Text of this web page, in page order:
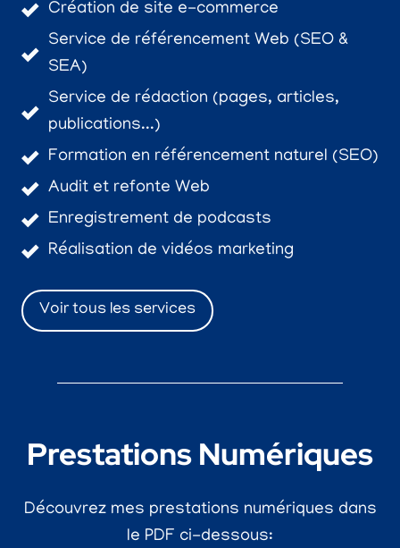
Création de site e-commerce
Service de référencement Web (SEO &
SEA)
Service de rédaction (pages, articles,
publications...)
Formation en référencement naturel (SEO)
Audit et refonte Web
Enregistrement de podcasts
Réalisation de vidéos marketing
Voir tous les services
Prestations Numériques
Découvrez mes prestations numériques dans
le PDF ci-dessous: